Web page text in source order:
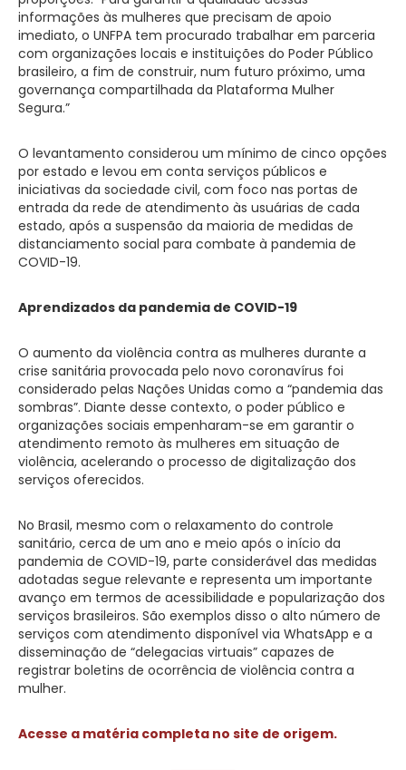
informações às mulheres que precisam de apoio
imediato, o UNFPA tem procurado trabalhar em parceria
com organizações locais e instituições do Poder Público
brasileiro, a fim de construir, num futuro próximo, uma
governança compartilhada da Plataforma Mulher
Segura.”
O levantamento considerou um mínimo de cinco opções
por estado e levou em conta serviços públicos e
iniciativas da sociedade civil, com foco nas portas de
entrada da rede de atendimento às usuárias de cada
estado, após a suspensão da maioria de medidas de
distanciamento social para combate à pandemia de
COVID-19.
Aprendizados da pandemia de COVID-19
O aumento da violência contra as mulheres durante a
crise sanitária provocada pelo novo coronavírus foi
considerado pelas Nações Unidas como a “pandemia das
sombras”. Diante desse contexto, o poder público e
organizações sociais empenharam-se em garantir o
atendimento remoto às mulheres em situação de
violência, acelerando o processo de digitalização dos
serviços oferecidos.
No Brasil, mesmo com o relaxamento do controle
sanitário, cerca de um ano e meio após o início da
pandemia de COVID-19, parte considerável das medidas
adotadas segue relevante e representa um importante
avanço em termos de acessibilidade e popularização dos
serviços brasileiros. São exemplos disso o alto número de
serviços com atendimento disponível via WhatsApp e a
disseminação de “delegacias virtuais” capazes de
registrar boletins de ocorrência de violência contra a
mulher.
Acesse a matéria completa no site de origem.